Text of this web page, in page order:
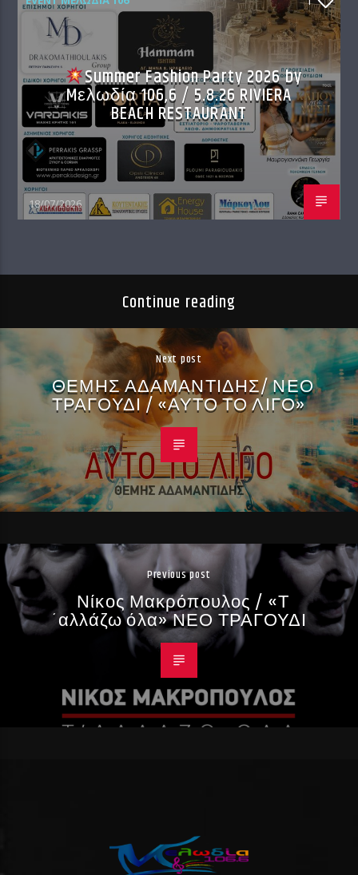
Summer Fashion Party 2026 by
Mελωδία 106,6 / 5.8.26 RIVIERA
BEACH RESTAURANT
18/07/2026
Continue reading
Next post
ΘΕΜΗΣ ΑΔΑΜΑΝΤΙΔΗΣ/ ΝΕΟ
ΤΡΑΓΟΥΔΙ / «ΑΥΤΟ ΤΟ ΛΙΓΟ»
Previous post
Νίκος Μακρόπουλος / «Τ
´αλλάζω όλα» ΝΕΟ ΤΡΑΓΟΥΔΙ